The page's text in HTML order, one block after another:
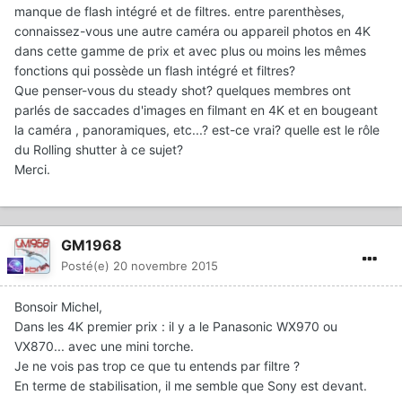
manque de flash intégré et de filtres. entre parenthèses,
connaissez-vous une autre caméra ou appareil photos en 4K
dans cette gamme de prix et avec plus ou moins les mêmes
fonctions qui possède un flash intégré et filtres?
Que penser-vous du steady shot? quelques membres ont
parlés de saccades d'images en filmant en 4K et en bougeant
la caméra , panoramiques, etc...? est-ce vrai? quelle est le rôle
du Rolling shutter à ce sujet?
Merci.
GM1968
Posté(e) 20 novembre 2015
Bonsoir Michel,
Dans les 4K premier prix : il y a le Panasonic WX970 ou
VX870... avec une mini torche.
Je ne vois pas trop ce que tu entends par filtre ?
En terme de stabilisation, il me semble que Sony est devant.